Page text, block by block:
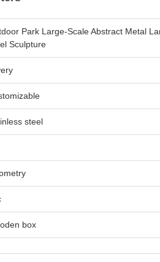
Park Large-Scale Abstract Metal
Sculpture
steel
box